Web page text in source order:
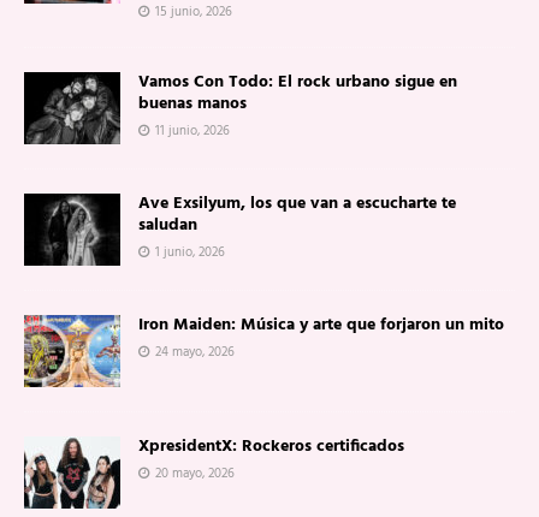
15 junio, 2026
Vamos Con Todo: El rock urbano sigue en
buenas manos
11 junio, 2026
Ave Exsilyum, los que van a escucharte te
saludan
1 junio, 2026
Iron Maiden: Música y arte que forjaron un mito
24 mayo, 2026
XpresidentX: Rockeros certificados
20 mayo, 2026